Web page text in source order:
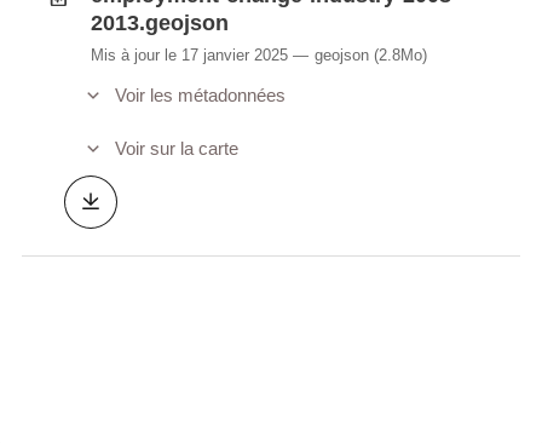
2013.geojson
Mis à jour le 17 janvier 2025 geojson (2.8Mo)
Voir les métadonnées
Voir sur la carte